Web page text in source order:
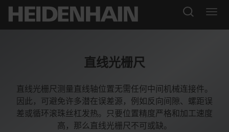
直线光栅尺
直线光栅尺测量直线轴位置无需任何中间机械连接件。
因此，可避免许多潜在误差源，例如反向间隙、螺距误
差或循环滚珠丝杠发热。只要位置精度严格和加工速度
高，那么直线光栅尺不可或缺。